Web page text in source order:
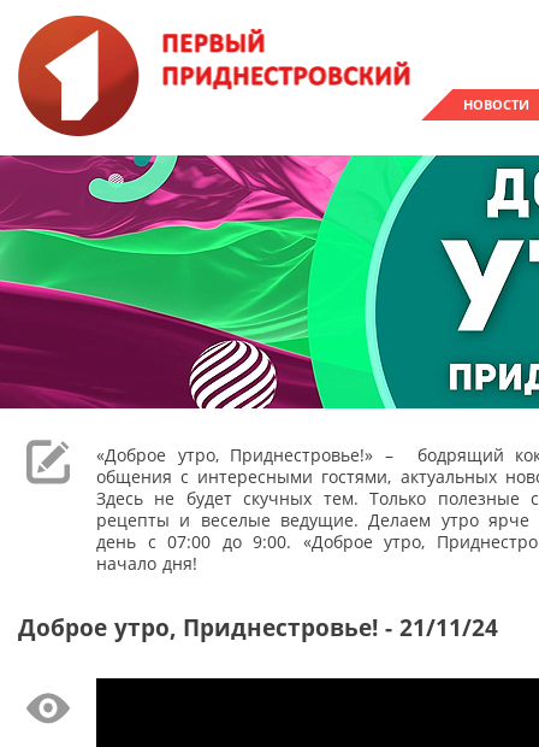
НОВОСТИ
«Доброе утро, Приднестровье!» – бодрящий
общения с интересными гостями, актуальных
Здесь не будет скучных тем. Только полезные
рецепты и веселые ведущие. Делаем утро ярче
день с 07:00 до 9:00. «Доброе утро,
начало дня!
Доброе утро, Приднестровье! - 21/11/24